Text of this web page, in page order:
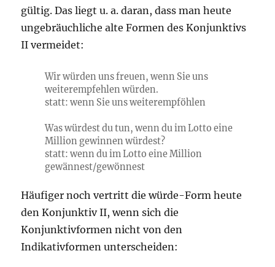
gültig. Das liegt u. a. daran, dass man heute
ungebräuchliche alte Formen des Konjunktivs
II vermeidet:
Wir würden uns freuen, wenn Sie uns
weiterempfehlen würden.
statt: wenn Sie uns weiterempföhlen
Was würdest du tun, wenn du im Lotto eine
Million gewinnen würdest?
statt: wenn du im Lotto eine Million
gewännest/gewönnest
Häufiger noch vertritt die würde-Form heute
den Konjunktiv II, wenn sich die
Konjunktivformen nicht von den
Indikativformen unterscheiden: